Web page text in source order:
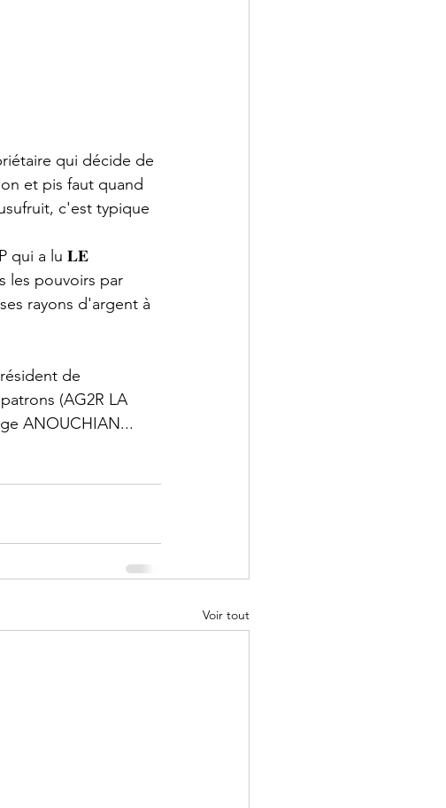
qui décide de
et pis faut quand
c'est typique
qui a lu 𝐋𝐄
les pouvoirs par
rayons d'argent à
de
(AG2R LA
ANOUCHIAN...
Voir tout